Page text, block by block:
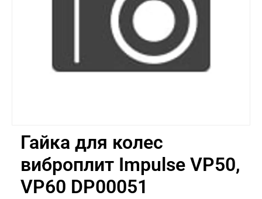
Гайка для колес
виброплит Impulse VP50,
VP60 DP00051